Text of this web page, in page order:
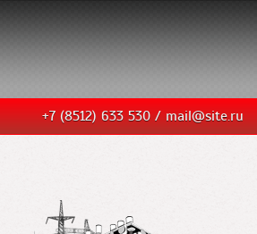
+7 (8512) 633 530 /mail@site.ru